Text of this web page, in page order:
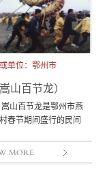
单位：鄂州市
山百节龙）
节龙是鄂州市燕
春节期间盛行的民间